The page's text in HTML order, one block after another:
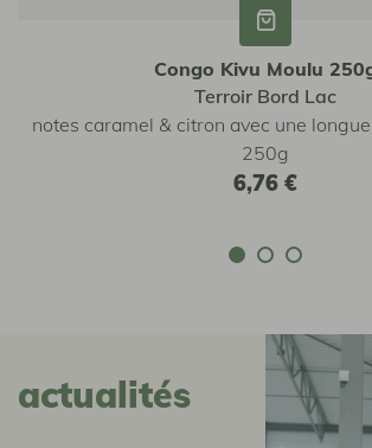
Congo Kivu Moulu
Terroir Bord Lac
notes caramel & citron avec une
250g
6,76 €
actualités